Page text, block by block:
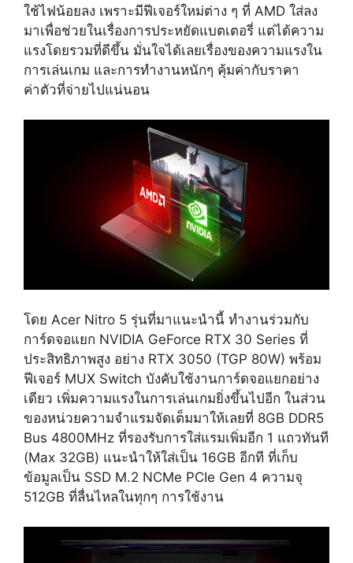
ใช้ไฟน้อยลง เพราะมีฟีเจอร์ใหม่ต่าง ๆ ที่ AMD ใส่ลง
มาเพื่อช่วยในเรื่องการประหยัดแบตเตอรี่ แต่ได้ความ
แรงโดยรวมที่ดีขึ้น มั่นใจได้เลยเรื่องของความแรงใน
การเล่นเกม และการทำงานหนักๆ คุ้มค่ากับราคา
ค่าตัวที่จ่ายไปแน่นอน
โดย Acer Nitro 5 รุ่นที่มาแนะนำนี้ ทำงานร่วมกับ
การ์ดจอแยก NVIDIA GeForce RTX 30 Series ที่
ประสิทธิภาพสูง อย่าง RTX 3050 (TGP 80W) พร้อม
ฟีเจอร์ MUX Switch บังคับใช้งานการ์ดจอแยกอย่าง
เดียว เพิ่มความแรงในการเล่นเกมยิ่งขึ้นไปอีก ในส่วน
ของหน่วยความจำแรมจัดเต็มมาให้เลยที่ 8GB DDR5
Bus 4800MHz ที่รองรับการใส่แรมเพิ่มอีก 1 แถวทันที
(Max 32GB) แนะนำให้ใส่เป็น 16GB อีกที ที่เก็บ
ข้อมูลเป็น SSD M.2 NCMe PCIe Gen 4 ความจุ
512GB ที่ลื่นไหลในทุกๆ การใช้งาน